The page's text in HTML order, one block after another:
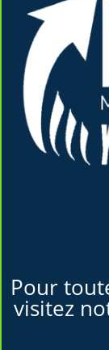
Pour
visitez